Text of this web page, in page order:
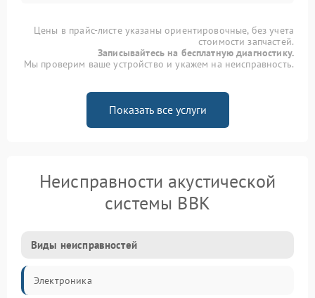
Цены в прайс-листе указаны ориентировочные, без учета
стоимости запчастей.
Записывайтесь на бесплатную диагностику.
Мы проверим ваше устройство и укажем на неисправность.
Показать все услуги
Неисправности акустической
системы BBK
Виды неисправностей
Электроника